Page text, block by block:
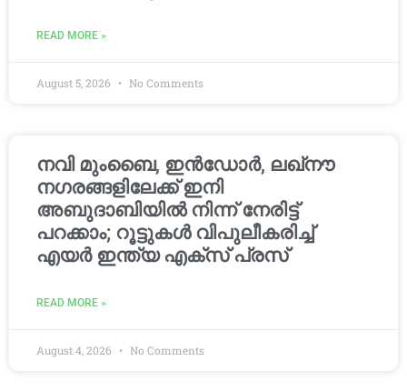
READ MORE »
August 5, 2026 No Comments
നവി മുംബൈ, ഇൻഡോർ, ലഖ്നൗ
നഗരങ്ങളിലേക്ക് ഇനി
അബുദാബിയിൽ നിന്ന് നേരിട്ട്
പറക്കാം; റൂട്ടുകൾ വിപുലീകരിച്ച്
എയർ ഇന്ത്യ എക്സ് പ്രസ്
READ MORE »
August 4, 2026 No Comments